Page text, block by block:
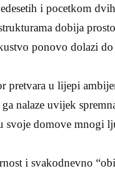
i pocetkom
dobija
ponovo dolazi do
pretvara u lijepi
nalaze uvijek
svoje domove mnogi
i svakodnevno